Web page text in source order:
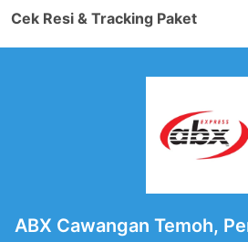
Cek Resi & Tracking Paket
ABX Cawangan Temoh,